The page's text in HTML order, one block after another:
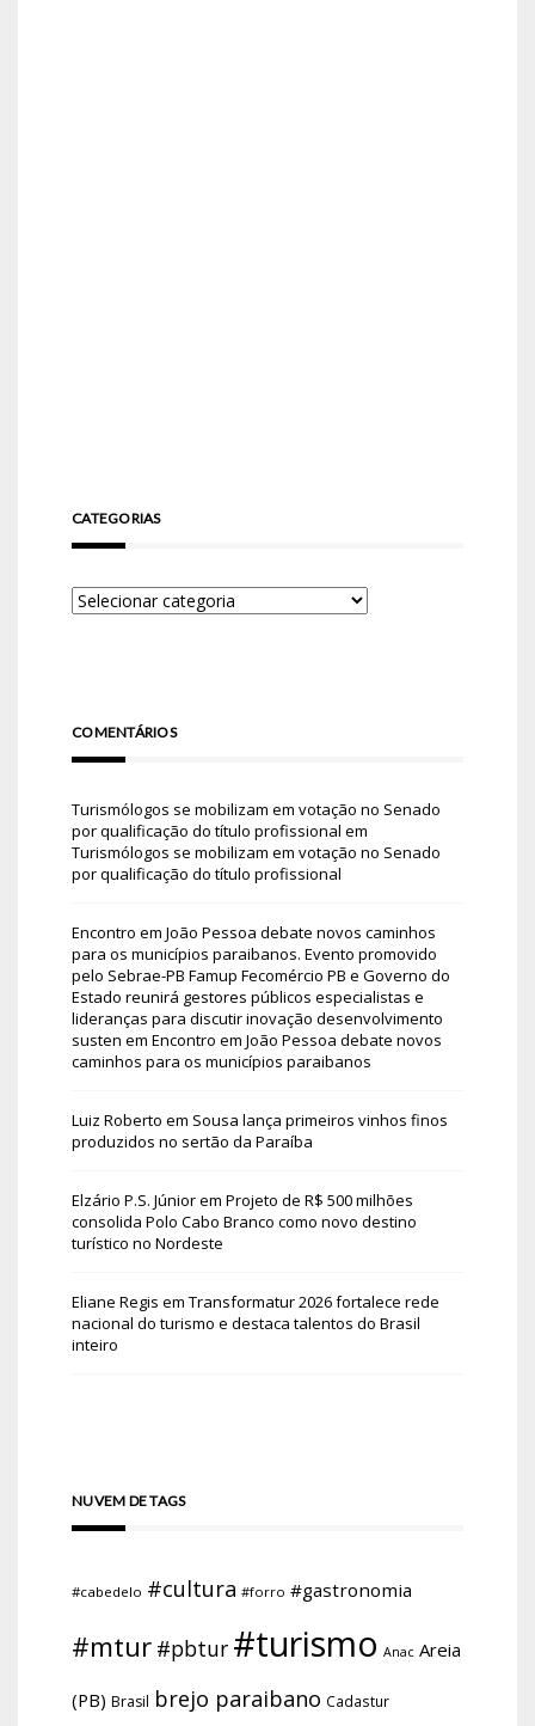
CATEGORIAS
COMENTÁRIOS
Turismólogos se mobilizam em votação no Senado
por qualificação do título profissional em
Turismólogos se mobilizam em votação no Senado
por qualificação do título profissional
Encontro em João Pessoa debate novos caminhos
para os municípios paraibanos. Evento promovido
pelo Sebrae-PB Famup Fecomércio PB e Governo do
Estado reunirá gestores públicos especialistas e
lideranças para discutir inovação desenvolvimento
susten em Encontro em João Pessoa debate novos
caminhos para os municípios paraibanos
Luiz Roberto em Sousa lança primeiros vinhos finos
produzidos no sertão da Paraíba
Elzário P.S. Júniorem Projeto de R$ 500 milhões
consolida Polo Cabo Branco como novo destino
turístico no Nordeste
Eliane Regis em Transformatur 2026 fortalece rede
nacional do turismo e destaca talentos do Brasil
inteiro
NUVEM DE TAGS
#cabedelo #cultura #forro #gastronomia
#mtur #pbtur #turismo Anac Areia
(PB) Brasil brejo paraibano Cadastur